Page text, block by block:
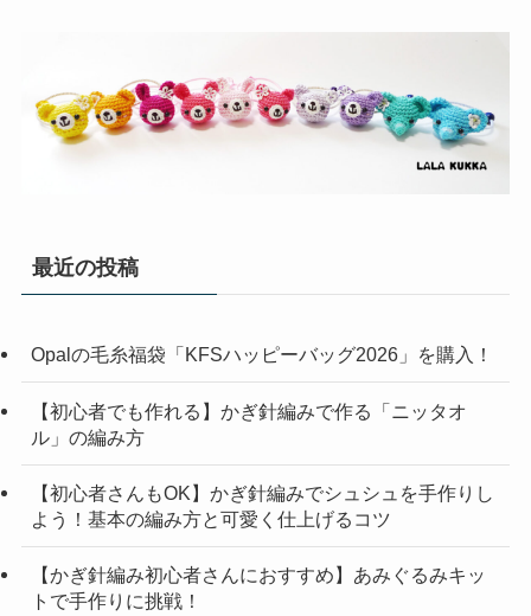
最近の投稿
Opalの毛糸福袋「KFSハッピーバッグ2026」を購入！
【初心者でも作れる】かぎ針編みで作る「ニッタオ
ル」の編み方
【初心者さんもOK】かぎ針編みでシュシュを手作りし
よう！基本の編み方と可愛く仕上げるコツ
【かぎ針編み初心者さんにおすすめ】あみぐるみキッ
トで手作りに挑戦！